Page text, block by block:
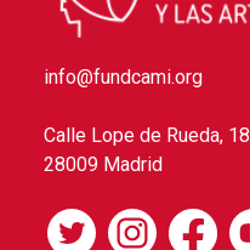
info@fundcami.org
Calle Lope de Rueda, 18
28009 Madrid